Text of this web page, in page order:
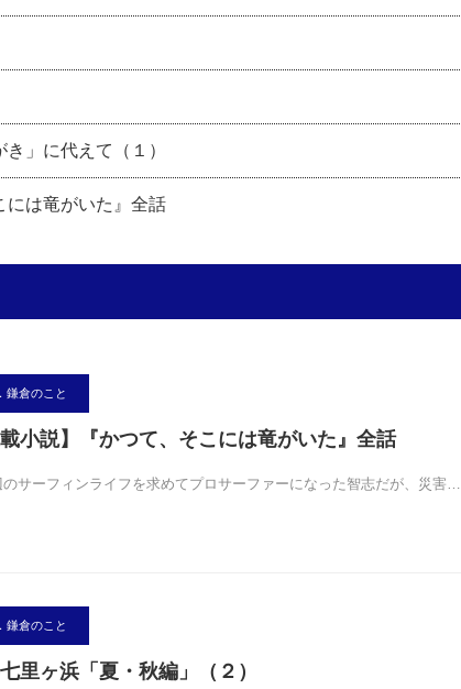
」に代えて（１）
には竜がいた』全話
鎌倉のこと
載小説】『かつて、そこには竜がいた』全話
サーフィンライフを求めてプロサーファーになった智志だが、災害…
鎌倉のこと
里ヶ浜「夏・秋編」（２）